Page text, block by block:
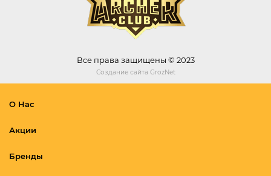
Все права защищены © 2023
Создание сайта GrozNet
О Нас
Акции
Бренды